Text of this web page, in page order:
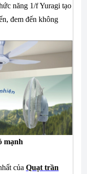
năng 1/f Yuragi tạo
đem đến không
mạnh
của Quạt trần